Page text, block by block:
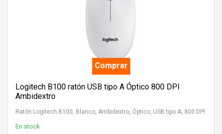
Comprar
Logitech B100 ratón USB tipo A Óptico 800 DPI
Ambidextro
Ratón Logitech B100, Blanco, Ambidextro, Óptico, USB tipo A, 800 DPI
En stock